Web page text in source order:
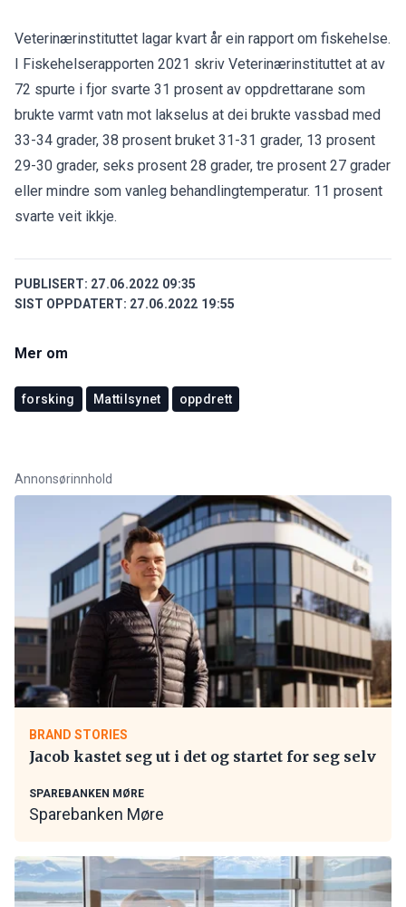
Veterinærinstituttet lagar kvart år ein rapport om fiskehelse.
I Fiskehelserapporten 2021 skriv Veterinærinstituttet at av
72 spurte i fjor svarte 31 prosent av oppdrettarane som
brukte varmt vatn mot lakselus at dei brukte vassbad med
33-34 grader, 38 prosent bruket 31-31 grader, 13 prosent
29-30 grader, seks prosent 28 grader, tre prosent 27 grader
eller mindre som vanleg behandlingtemperatur. 11 prosent
svarte veit ikkje.
PUBLISERT: 27.06.2022 09:35
SIST OPPDATERT: 27.06.2022 19:55
Mer om
forsking Mattilsynet oppdrett
Annonsørinnhold
BRAND STORIES
Jacob kastet seg ut i det og startet for seg selv
SPAREBANKEN MØRE
Sparebanken Møre